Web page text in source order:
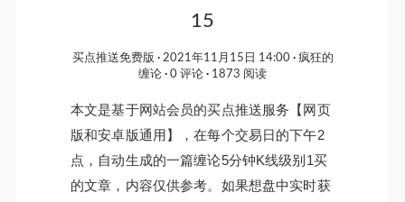
15
买点推送免费版 2021年11月15日 14:00
疯狂的
缠论
0 评论 1873 阅读
本文是基于网站会员的买点推送服务【网页
版和安卓版通用】，在每个交易日的下午2
点，自动生成的一篇缠论5分钟K线级别1买
的文章，内容仅供参考。如果想盘中实时获